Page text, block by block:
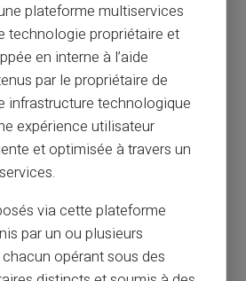
: comment recevoir ses
?
d’une carte sans
compte bancaire
Article suivant
plateforme multiservices
technologie propriétaire et
en interne à l’aide
par le propriétaire de
infrastructure technologique
expérience utilisateur
et optimisée à travers un
via cette plateforme
par un ou plusieurs
opérant sous des